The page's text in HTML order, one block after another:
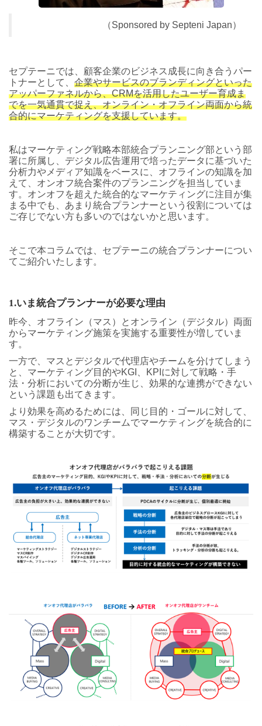
（Sponsored by Septeni Japan）
セプテーニでは、顧客企業のビジネス成長に向き合うパー
トナーとして、 企業やサービスのブランディングといった
アッパーファネルから、CRMを活用したユーザー育成ま
でを一気通貫で捉え、オンライン・オフライン両面から統
合的にマーケティングを支援しています。
私はマーケティング戦略本部統合プランニング部という部
署に所属し、デジタル広告運用で培ったデータに基づいた
分析力やメディア知識をベースに、オフラインの知識を加
えて、オンオフ統合案件のプランニングを担当していま
す。オンオフを超えた統合的なマーケティングに注目が集
まる中でも、あまり統合プランナーという役割については
ご存じでない方も多いのではないかと思います。
そこで本コラムでは、セプテーニの統合プランナーについ
てご紹介いたします。
1.いま統合プランナーが必要な理由
昨今、オフライン（マス）とオンライン（デジタル）両面
からマーケティング施策を実施する重要性が増していま
す。
一方で、マスとデジタルで代理店やチームを分けてしまう
と、マーケティング目的やKGI、KPIに対して戦略・手
法・分析においての分断が生じ、効果的な連携ができない
という課題も出てきます。
より効果を高めるためには、同じ目的・ゴールに対して、
マス・デジタルのワンチームでマーケティングを統合的に
構築することが大切です。